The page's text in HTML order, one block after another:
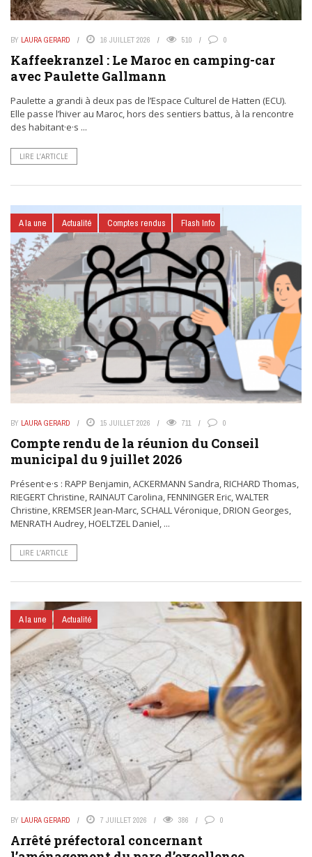
BY LAURA GERARD 16 JUILLET 2026 510 0
Kaffeekranzel : Le Maroc en camping-car
avec Paulette Gallmann
Paulette a grandi à deux pas de l’Espace Culturel de Hatten (ECU).
Elle passe l’hiver au Maroc, hors des sentiers battus, à la rencontre
des habitant·e·s ...
LIRE L’ARTICLE
A la une Actualité Comptes rendus Flash Info
BY LAURA GERARD 15 JUILLET 2026 711 0
Compte rendu de la réunion du Conseil
municipal du 9 juillet 2026
Présent·e·s : RAPP Benjamin, ACKERMANN Sandra, RICHARD Thomas,
RIEGERT Christine, RAINAUT Carolina, FENNINGER Eric, WALTER
Christine, KREMSER Jean-Marc, SCHALL Véronique, DRION Georges,
MENRATH Audrey, HOELTZEL Daniel, ...
LIRE L’ARTICLE
A la une Actualité
BY LAURA GERARD 7 JUILLET 2026 386 0
Arrêté préfectoral concernant